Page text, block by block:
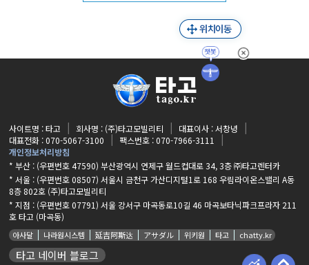
사이트명 : 타고 회사명 : (주)타고모빌리티
대표이사 : 서창녕
대표전화 : 070-5067-3100
팩스번호 : 070-7966-3111
개인정보처리방침
* 부산 : (우편번호 47590) 부산광역시 연제구 월드컵대로 34, 3층 ㈜타고렌터카
* 서울 : (우편번호 08507) 서울시 금천구 가산디지털1로 168 우림라이온스밸리 A동
8층 802호 (주)타고모빌리티
* 지점 : (우편번호 07791) 서울 강서구 마곡동로10길 46 마곡보타닉파크프라자 211
호 타고 (마곡동)
아사달 나라원시스템 延吉阿斯达 アサダル 위키원 타고 chatty.kr
타고 네이버 블로그